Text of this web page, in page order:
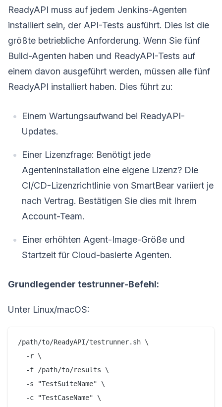
ReadyAPI muss auf jedem Jenkins-Agenten
installiert sein, der API-Tests ausführt. Dies ist die
größte betriebliche Anforderung. Wenn Sie fünf
Build-Agenten haben und ReadyAPI-Tests auf
einem davon ausgeführt werden, müssen alle fünf
ReadyAPI installiert haben. Dies führt zu:
Einem Wartungsaufwand bei ReadyAPI-
Updates.
Einer Lizenzfrage: Benötigt jede
Agenteninstallation eine eigene Lizenz? Die
CI/CD-Lizenzrichtlinie von SmartBear variiert je
nach Vertrag. Bestätigen Sie dies mit Ihrem
Account-Team.
Einer erhöhten Agent-Image-Größe und
Startzeit für Cloud-basierte Agenten.
Grundlegender testrunner-Befehl:
Unter Linux/macOS:
/path/to/ReadyAPI/testrunner.sh \
  -r \
  -f /path/to/results \
  -s "TestSuiteName" \
  -c "TestCaseName" \